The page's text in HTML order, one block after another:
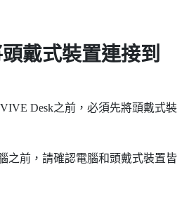
戴式裝置連接到
VIVE Desk之前，必須先將頭戴式裝
之前，請確認電腦和頭戴式裝置皆